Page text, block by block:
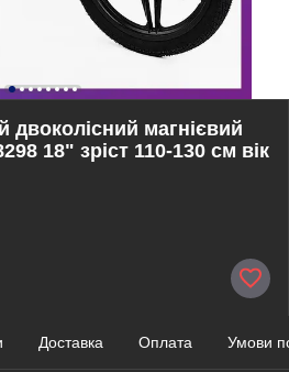
двоколісний магнієвий
18" зріст 110-130 см вік
Доставка Оплата Умови